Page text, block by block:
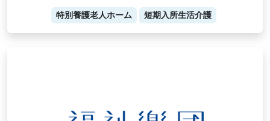
特別養護老人ホーム 短期入所生活介護